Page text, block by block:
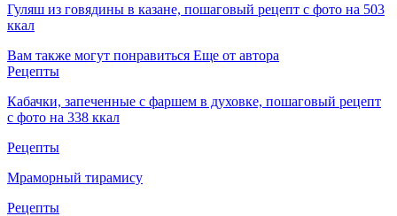
Гуляш из говядины в казане, пошаговый рецепт с фото на 503
ккал
Вам также могут понравиться Еще от автора
Рецепты
Кабачки, запеченные с фаршем в духовке, пошаговый рецепт
с фото на 338 ккал
Рецепты
Мраморный тирамису
Рецепты